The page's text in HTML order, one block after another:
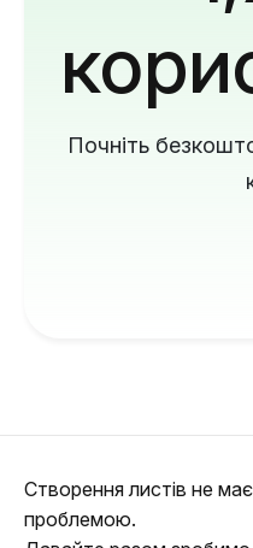
Почніть
Створення листів не
проблемою.